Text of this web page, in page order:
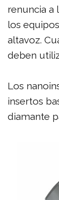
renuncia a
los
altavoz.
deben
Los
insertos
diamante